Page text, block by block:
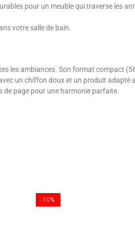
pour un meuble qui traverse les
votre salle de bain.
les ambiances. Son format compact
un chiffon doux et un produit adapté
de page pour une harmonie parfaite.
-10%